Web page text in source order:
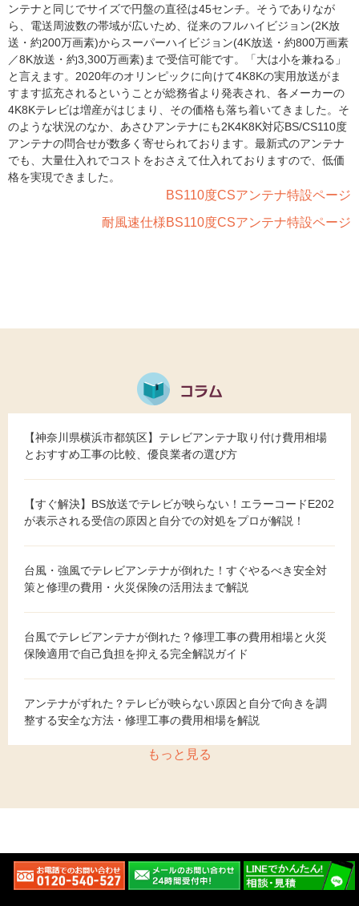
ンテナと同じでサイズで円盤の直径は45センチ。そうでありなが
ら、電送周波数の帯域が広いため、従来のフルハイビジョン(2K放
送・約200万画素)からスーパーハイビジョン(4K放送・約800万画素
／8K放送・約3,300万画素)まで受信可能です。「大は小を兼ねる」
と言えます。2020年のオリンピックに向けて4K8Kの実用放送がま
すます拡充されるということが総務省より発表され、各メーカーの
4K8Kテレビは増産がはじまり、その価格も落ち着いてきました。そ
のような状況のなか、あさひアンテナにも2K4K8K対応BS/CS110度
アンテナの問合せが数多く寄せられております。最新式のアンテナ
でも、大量仕入れでコストをおさえて仕入れておりますので、低価
格を実現できました。
BS110度CSアンテナ特設ページ
耐風速仕様BS110度CSアンテナ特設ページ
【神奈川県横浜市都筑区】テレビアンテナ取り付け費用相場
とおすすめ工事の比較、優良業者の選び方
【すぐ解決】BS放送でテレビが映らない！エラーコードE202
が表示される受信の原因と自分での対処をプロが解説！
台風・強風でテレビアンテナが倒れた！すぐやるべき安全対
策と修理の費用・火災保険の活用法まで解説
台風でテレビアンテナが倒れた？修理工事の費用相場と火災
保険適用で自己負担を抑える完全解説ガイド
アンテナがずれた？テレビが映らない原因と自分で向きを調
整する安全な方法・修理工事の費用相場を解説
もっと見る